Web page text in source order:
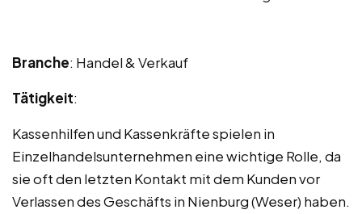
Branche: Handel & Verkauf
Tätigkeit:
Kassenhilfen und Kassenkräfte spielen in
Einzelhandelsunternehmen eine wichtige Rolle, da
sie oft den letzten Kontakt mit dem Kunden vor
Verlassen des Geschäfts in Nienburg (Weser) haben.